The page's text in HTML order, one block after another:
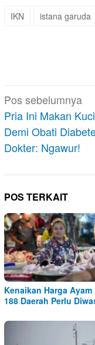
IKN istana garuda
Navigasi
pos
Pos sebelumnya
Pria Ini Makan
Demi Obati
Dokter: Ngawur!
POS TERKAIT
Kenaikan Harga Ayam
188 Daerah Perlu